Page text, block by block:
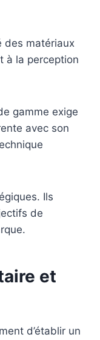
des matériaux
à la perception
gamme exige
avec son
Ils
de
et
d’établir un